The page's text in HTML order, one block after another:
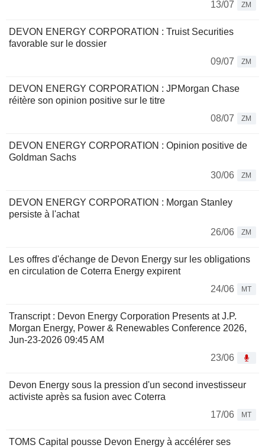
13/07 ZM
DEVON ENERGY CORPORATION : Truist Securities
favorable sur le dossier
09/07
ZM
DEVON ENERGY CORPORATION : JPMorgan Chase
réitère son opinion positive sur le titre
08/07
ZM
DEVON ENERGY CORPORATION : Opinion positive de
Goldman Sachs
30/06
ZM
DEVON ENERGY CORPORATION : Morgan Stanley
persiste à l'achat
26/06
ZM
Les offres d'échange de Devon Energy sur les obligations
en circulation de Coterra Energy expirent
24/06
MT
Transcript : Devon Energy Corporation Presents at J.P.
Morgan Energy, Power & Renewables Conference 2026,
Jun-23-2026 09:45 AM
23/06
Devon Energy sous la pression d'un second investisseur
activiste après sa fusion avec Coterra
17/06
MT
TOMS Capital pousse Devon Energy à accélérer ses